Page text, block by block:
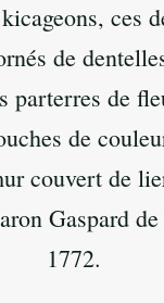
ces
de
parterres de
de
couvert de
Gaspard
1772.